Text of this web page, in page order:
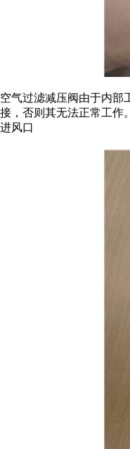
空气过滤减压阀由于内部
接，否则其无法正常工作。
进风口